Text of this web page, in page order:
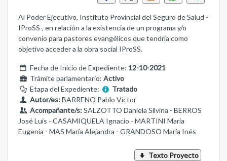
Al Poder Ejecutivo, Instituto Provincial del Seguro de Salud -
IProSS-, en relación a la existencia de un programa y/o
convenio para pastores evangélicos que tendría como
objetivo acceder a la obra social IProSS.
Fecha de Inicio de Expediente: 12-10-2021
Trámite parlamentario: Activo
Etapa del Expediente:
Tratado
Autor/es:BARRENO Pablo Víctor
Acompañante/s:SALZOTTO Daniela Silvina - BERROS
José Luis - CASAMIQUELA Ignacio - MARTINI María
Eugenia - MAS María Alejandra - GRANDOSO María Inés
Texto Proyecto